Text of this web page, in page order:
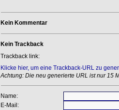
Kein Kommentar
Kein Trackback
Trackback link:
Klicke hier, um eine Trackback-URL zu
Achtung: Die neu generierte URL ist nur 15
Name:
E-Mail: